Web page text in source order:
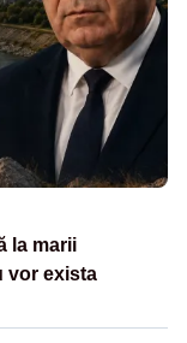
la marii
vor exista